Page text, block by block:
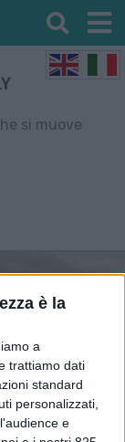
è la
a
trattiamo dati
standard
personalizzati,
e
si muove